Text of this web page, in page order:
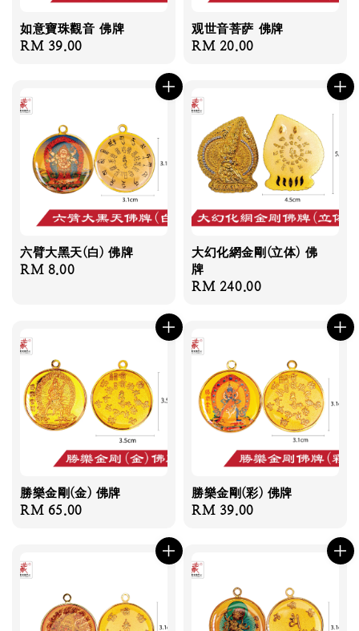
如意寶珠觀音 佛牌
Regular
RM 39.00
观世音菩萨 佛牌
Regular
RM 20.00
六臂大黑天(白) 佛牌
Regular
RM 8.00
大幻化網金剛(立体) 佛
牌
Regular
RM 240.00
勝樂金剛(金) 佛牌
Regular
RM 65.00
勝樂金剛(彩) 佛牌
Regular
RM 39.00